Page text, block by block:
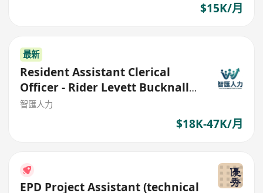
$15K/月
最新
Resident Assistant Clerical
Officer - Rider Levett Bucknall
Limited
智匯人力
$18K-47K/月
EPD Project Assistant (technical